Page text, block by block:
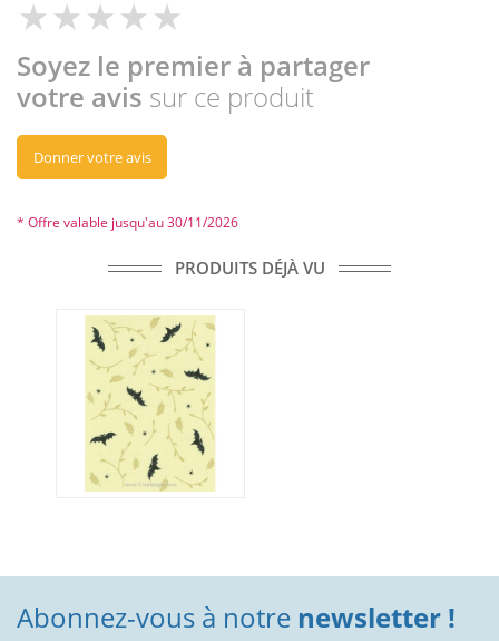
Soyez le premier à partager
votre avis sur ce produit
Donner votre avis
* Offre valable jusqu'au 30/11/2026
PRODUITS DÉJÀ VU
Abonnez-vous à notre newsletter !